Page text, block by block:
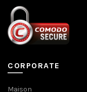
CORPORATE
Maison